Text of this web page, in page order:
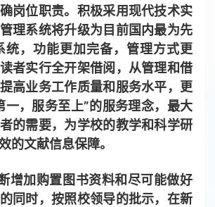
岗位职责。积极采用现代技术实
理系统将升级为目前国内最为先
统，功能更加完备，管理方式更
者实行全开架借阅，从管理和借
高业务工作质量和服务水平，更
一，服务至上”的服务理念，最大
的需要，为学校的教学和科学研
的文献信息保障。
增加购置图书资料和尽可能做好
同时，按照校领导的批示，在新